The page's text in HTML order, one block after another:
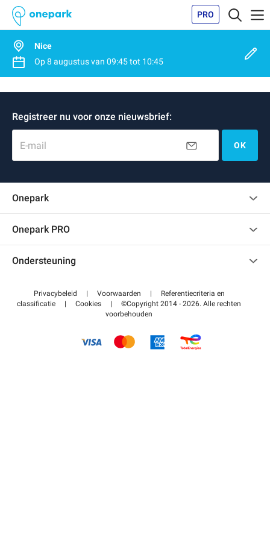
PRO
Nice
Op8 augustusvan 09:45tot 10:45
Registreer nu voor onze nieuwsbrief:
E-mail OK
Onepark
Onepark PRO
Word partner van Onepark
Ondersteuning
Helpcentrum
Betalen voor parkeren FLOW
Privacybeleid | Voorwaarden |
Referentiecriteria en
classificatie
| Cookies |
©Copyright 2014 - 2026. Alle rechten
voorbehouden